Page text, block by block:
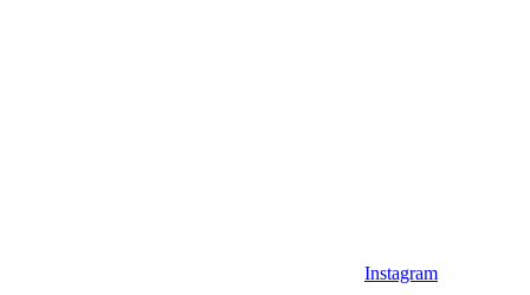
Instagram